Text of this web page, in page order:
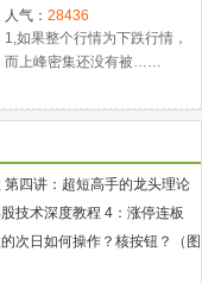
人气： 28436
1,如果整个行情为下跌行情，
而上峰密集还没有被……
四讲：超短高手的龙头理论
技术深度教程 4：涨停连板
次日如何操作？核按钮？（图